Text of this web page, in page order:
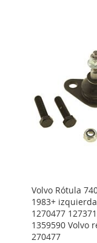
Volvo Rótula
1983+
1270477
1359590 Volvo
270477